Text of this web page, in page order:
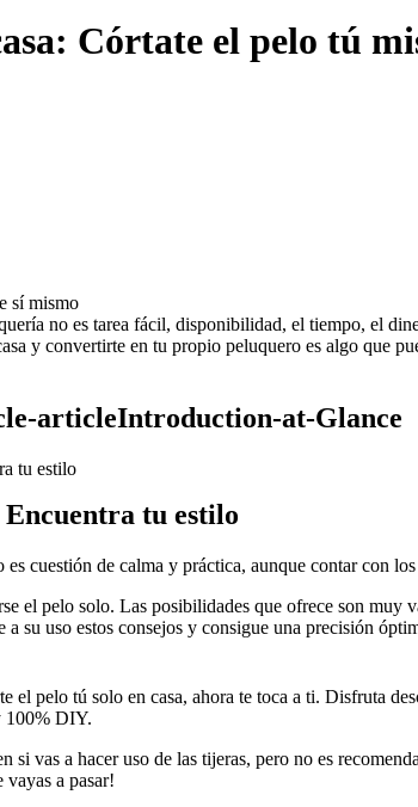
Córtate el pelo tú
no es tarea fácil, disponibilidad, el tiempo, el
y convertirte en tu propio peluquero es algo que
articleIntroduction-at-Glance
tu estilo
tu estilo
cuestión de calma y práctica, aunque contar con
el pelo solo. Las posibilidades que ofrece son
su uso estos consejos y consigue una precisión
el pelo tú solo en casa, ahora te toca a ti. Disfruta
100% DIY.
si vas a hacer uso de las tijeras, pero no es
a pasar!